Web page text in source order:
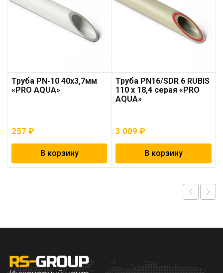
Труба PN-10 40х3,7мм
«PRO AQUA»
257 ₽
В корзину
Труба PN16/SDR 6 RUBIS
110 x 18,4 серая «PRO
AQUA»
3 009₽
В корзину